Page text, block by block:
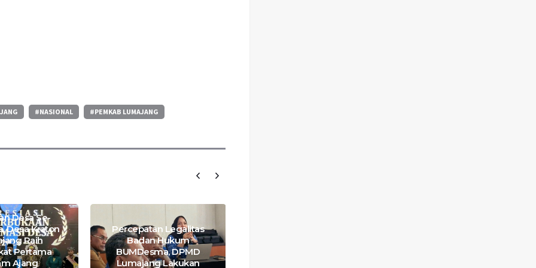
#NASIONAL #PEMKAB LUMAJANG
Desa Se-
Desa Kraton
Raih
Pertama
Ajang
Percepatan Legalitas
Badan Hukum
BUMDesma, DPMD
Lumajang Lakukan